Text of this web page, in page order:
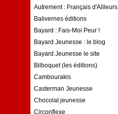
Autrement : Français d'Ailleurs
Balivernes éditions
Bayard : Fais-Moi Peur !
Bayard Jeunesse : le blog
Bayard Jeunesse le site
Bilboquet (les éditions)
Cambourakis
Casterman Jeunesse
Chocolat jeunesse
Circonflexe